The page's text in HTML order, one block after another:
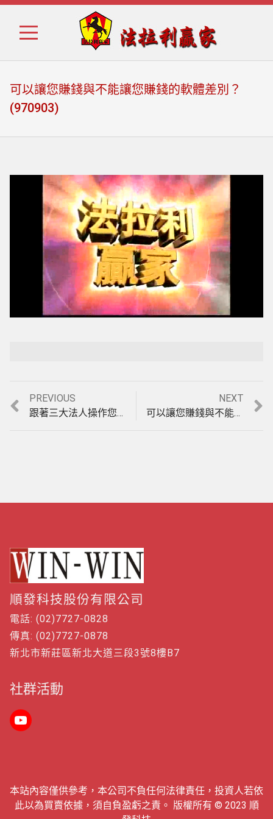
Skip
Skip
可以讓您賺錢與不能讓您賺錢的軟體差別？
(970903)
Loaded:
3.28%
Playback Rate
文
PREVIOUS
Previous
post:
跟著三大法人操作您可能賠更多。(970902)
NEXT
post:
可以讓您賺錢與不能讓您賺錢的軟體差別？(970903)
順發科技股份有限公司
電話: (02)7727-0828
傳真: (02)7727-0878
新北市新莊區新北大道三段3號8樓B7
社群活動
本站內容僅供參考，本公司不負任何法律責任，投資人若依
此以為買賣依據，須自負盈虧之責。 版權所有 © 2023 順